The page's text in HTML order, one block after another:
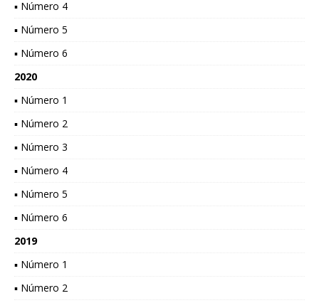
▪ Número 4
▪ Número 5
▪ Número 6
2020
▪ Número 1
▪ Número 2
▪ Número 3
▪ Número 4
▪ Número 5
▪ Número 6
2019
▪ Número 1
▪ Número 2